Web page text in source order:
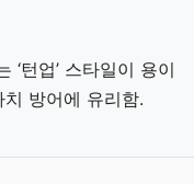
턴업’ 스타일이 용이
방어에 유리함.